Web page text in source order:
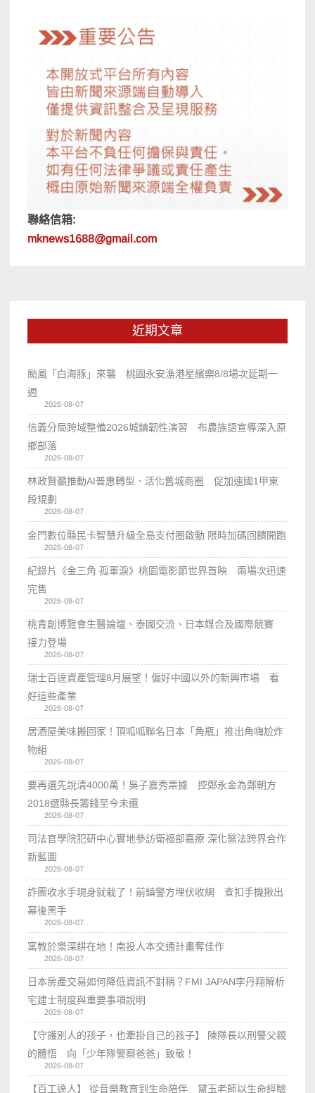
聯絡信箱:
mknews1688@gmail.com
近期文章
颱風「白海豚」來襲 桃園永安漁港星繽樂8/8場次延期一
週
2026-08-07
信義分局跨域整備2026城鎮韌性演習 布農族語宣導深入原
鄉部落
2026-08-07
林政賢籲推動AI普惠轉型、活化舊城商圈 促加速國1甲東
段規劃
2026-08-07
金門數位縣民卡智慧升級全島支付圈啟動 限時加碼回饋開跑
2026-08-07
紀錄片《金三角 孤軍淚》桃園電影節世界首映 兩場次迅速
完售
2026-08-07
桃青創博覽會生醫論壇、泰國交流、日本媒合及國際競賽
接力登場
2026-08-07
瑞士百達資產管理8月展望！偏好中國以外的新興市場 看
好這些產業
2026-08-07
居酒屋美味搬回家！頂呱呱聯名日本「角瓶」推出角嗨尬炸
物組
2026-08-07
要再選先說清4000萬！吳子嘉秀票據 控鄭永金為鄭朝方
2018選縣長籌錢至今未還
2026-08-07
司法官學院犯研中心實地參訪衛福部嘉療 深化醫法跨界合作
新藍圖
2026-08-07
詐團收水手現身就栽了！前鎮警方埋伏收網 查扣手機揪出
幕後黑手
2026-08-07
寓教於樂深耕在地！南投人本交通計畫奪佳作
2026-08-07
日本房產交易如何降低資訊不對稱？FMI JAPAN李丹翔解析
宅建士制度與重要事項說明
2026-08-07
【守護別人的孩子，也牽掛自己的孩子】 陳隊長以刑警父親
的體悟 向「少年隊警察爸爸」致敬！
2026-08-07
【百工達人】 從音樂教育到生命陪伴 黛玉老師以生命經驗